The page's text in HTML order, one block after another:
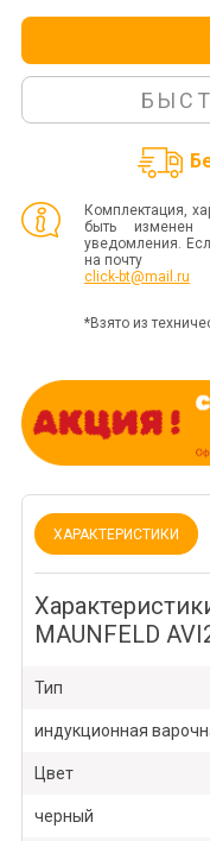
Комплектация,
быть изменен
уведомления.
на почту
click-bt@mail.ru
*Взято из
ХАРАКТЕРИСТИКИ
MAUNFELD
Тип
индукционная
Цвет
черный